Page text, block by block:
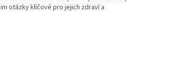
otázky klíčové pro jejich zdraví a